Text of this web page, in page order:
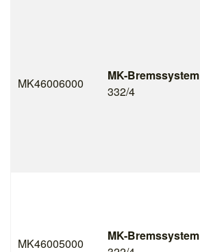
MK46006000
MK-Bremssystem
332/4
MK46005000
MK-Bremssystem